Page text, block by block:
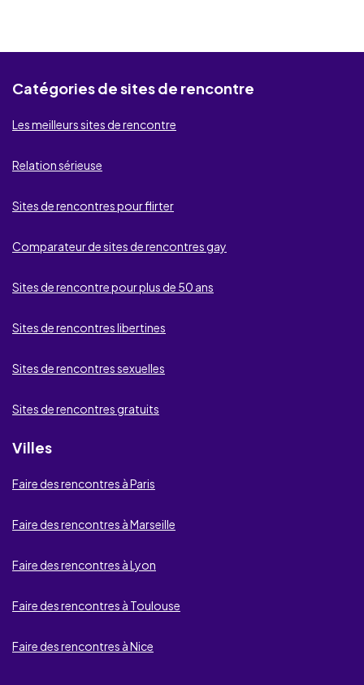
NousLibertins
HouseWife Wanted
EnvieCharnelle
DisonsDemain
OneShotDate
InternationalCupid
MonCrush
Lov.net
GayRencontre
DatingBuddies
Be2
Ashley Madison
DésirsEtFantasmes
Catégories de sites de rencontre
Les meilleurs sites de rencontre
Relation sérieuse
Sites de rencontres pour flirter
Comparateur de sites de rencontres gay
Sites de rencontre pour plus de 50 ans
Sites de rencontres libertines
Sites de rencontres sexuelles
Sites de rencontres gratuits
Villes
Faire des rencontres à Paris
Faire des rencontres à Marseille
Faire des rencontres à Lyon
Faire des rencontres à Toulouse
Faire des rencontres à Nice